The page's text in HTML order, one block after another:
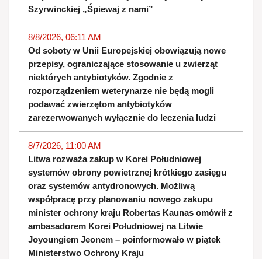
Szyrwinckiej „Śpiewaj z nami”
8/8/2026, 06:11 AM
Od soboty w Unii Europejskiej obowiązują nowe
przepisy, ograniczające stosowanie u zwierząt
niektórych antybiotyków. Zgodnie z
rozporządzeniem weterynarze nie będą mogli
podawać zwierzętom antybiotyków
zarezerwowanych wyłącznie do leczenia ludzi
8/7/2026, 11:00 AM
Litwa rozważa zakup w Korei Południowej
systemów obrony powietrznej krótkiego zasięgu
oraz systemów antydronowych. Możliwą
współpracę przy planowaniu nowego zakupu
minister ochrony kraju Robertas Kaunas omówił z
ambasadorem Korei Południowej na Litwie
Joyoungiem Jeonem – poinformowało w piątek
Ministerstwo Ochrony Kraju